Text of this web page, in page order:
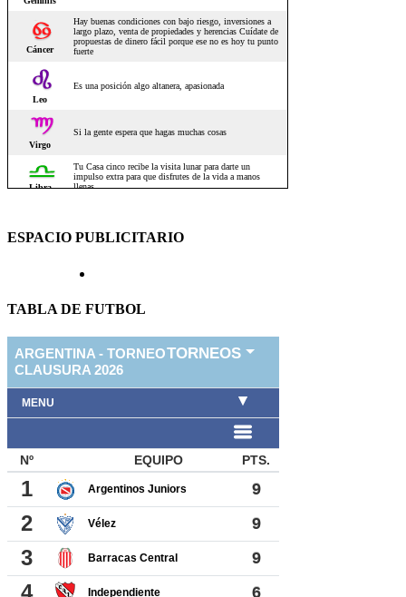
ESPACIO PUBLICITARIO
TABLA DE FUTBOL